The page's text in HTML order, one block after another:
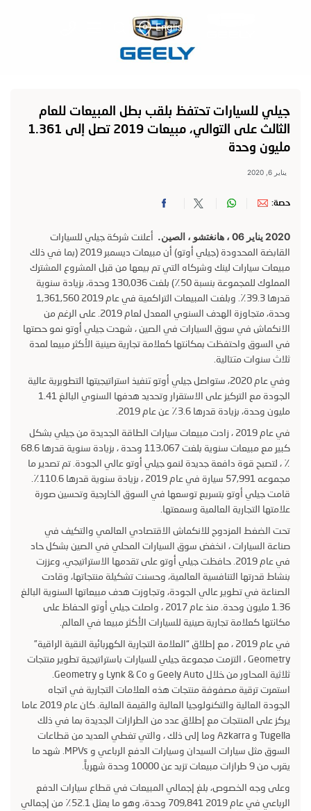
English
جيلي للسيارات تحتفظ بلقب بطل المبيعات للعام
الثالث على التوالي، مبيعات 2019 تصل إلى 1.361
مليون وحدة
يناير 6, 2020
حصة:
2020 يناير 06 ، هانغتشو ، الصين.
أعلنت شركة جيلي للسيارات
القابضة المحدودة (جيلي أوتو) أن مبيعات ديسمبر 2019 (بما في ذلك
مبيعات سيارات لينك وشركاه التي تم بيعها من قبل المشروع المشترك
المملوك للمجموعة بنسبة 50٪) بلغت 130,036 وحدة، بزيادة سنوية
قدرها 39.3٪. وبلغت المبيعات التراكمية في عام 2019 1,361,560
وحدة، متجاوزة الهدف السنوي المعدل لعام 2019. على الرغم من
الانكماش في سوق السيارات في الصين ، شهدت جيلي أوتو نمو حصتها
في السوق واحتفظت بمكانتها كعلامة تجارية صينية الأكثر مبيعا لمدة
ثلاث سنوات متتالية.
وفي عام 2020، ستواصل جيلي أوتو تنفيذ استراتيجيتها التطويرية عالية
الجودة مع التركيز على الاستقرار وتحديد هدفها السنوي البالغ 1.41
مليون وحدة، بزيادة قدرها 3.6٪ عن عام 2019.
في عام 2019 ، زادت مبيعات سيارات الطاقة الجديدة من جيلي بشكل
كبير مع مبيعات سنوية بلغت 113،067 وحدة ، بزيادة سنوية قدرها 68.6
٪ ، لتصبح قوة دافعة جديدة لنمو جيلي أوتو عالي الجودة. تم تصدير ما
مجموعه 57,991 سيارة في عام 2019 ، بزيادة سنوية قدرها 110.6٪.
قامت جيلي أوتو بتسريع توسعها في السوق الخارجية وتحسين صورة
علامتها التجارية العالمية وسمعتها.
تحت الضغط المزدوج للانكماش الاقتصادي العالمي والتكيف في
صناعة السيارات ، انخفض سوق السيارات المحلي في الصين بشكل حاد
في عام 2019. حافظت جيلي أوتو على تقدمها الاستراتيجي، وعززت
بنشاط قدرتها التنافسية العالمية، وحسنت تشكيلة منتجاتها، وقادت
الصناعة في تطوير عالي الجودة، وتجاوزت هدف مبيعاتها السنوية البالغ
1.36 مليون وحدة. منذ عام 2017 ، واصلت جيلي أوتو الحفاظ على
مكانتها كعلامة تجارية صينية للسيارات الأكثر مبيعا في العالم.
في عام 2019 ، مع إطلاق “العلامة التجارية الكهربائية النقية الراقية”
Geometry ، التزمت مجموعة جيلي للسيارات باستراتيجية تطوير منتجات
استمرت ترقية مصفوفة منتجات هذه العلامات التجارية في اتجاه
الجودة العالية والتكنولوجيا العالية والقيمة العالية. كان عام 2019 عاما
يركز على المنتجات مع إطلاق عدد من الطرازات الجديدة بما في ذلك
Tugella و Azkarra وما إلى ذلك ، والتي تغطي العديد من قطاعات
السوق مثل سيارات السيدان وسيارات الدفع الرباعي و MPVs. شهد ما
يقرب من 9 طرازات مبيعات تزيد عن 10000 وحدة شهرياً.
وعلى وجه الخصوص، بلغ إجمالي المبيعات في قطاع سيارات الدفع
الرباعي في عام 2019 709,841 وحدة، وهو ما يمثل 52.1٪ من إجمالي